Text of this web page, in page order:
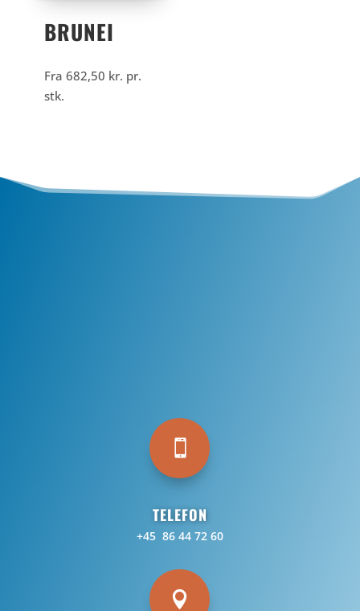
BRUNEI
Fra 682,50 kr. pr.
stk.

TELEFON
+45 86 44 72 60
